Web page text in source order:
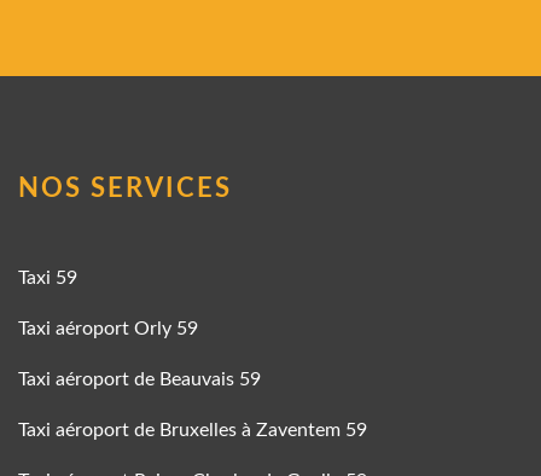
NOS SERVICES
Taxi 59
Taxi aéroport Orly 59
Taxi aéroport de Beauvais 59
Taxi aéroport de Bruxelles à Zaventem 59